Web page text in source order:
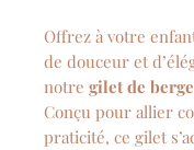
Offrez à votre
de douceur et
notre gilet de
Conçu pour allier
praticité, ce gilet